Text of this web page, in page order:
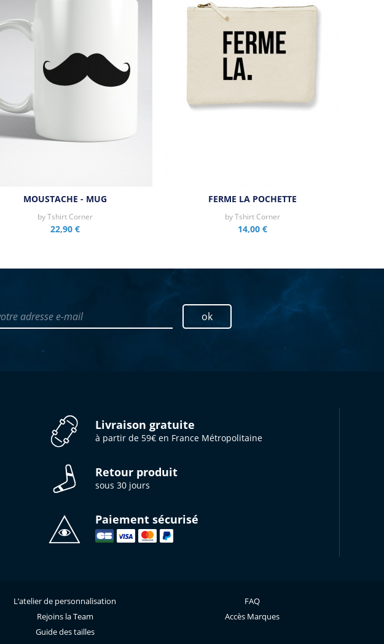
MOUSTACHE - MUG
byTshirt Corner
22,90 €
FERME LA POCHETTE
byTshirt Corner
14,00 €
adresse e-mail ok
Livraison gratuite
à partir de 59€ en France Métropolitaine
Retour produit
sous 30 jours
Paiement sécurisé
L’atelier de personnalisation
Rejoins la Team
Guide des tailles
FAQ
Accès Marques
la conformité avec les réglementations. Personnalisez vos préférences pour